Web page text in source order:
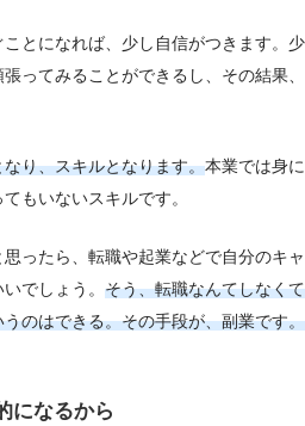
とになれば、少し自信がつきます。少
ってみることができるし、その結果、
り、スキルとなります。本業では身に
もいないスキルです。
ったら、転職や起業などで自分のキャ
でしょう。 そう、転職なんてしなくて
のはできる。その手段が、副業です。
になるから